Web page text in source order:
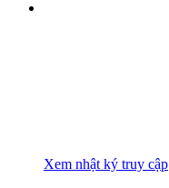
Xem nhật ký truy cập